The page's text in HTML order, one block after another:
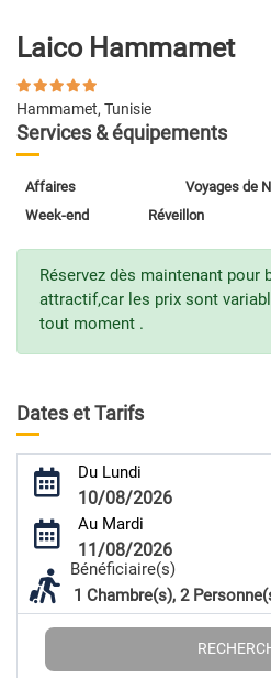
Laico Hammamet
Hammamet, Tunisie
Services & équipements
Affaires Voyages de
Week-end
Réveillon
Réservez dès maintenant pour
attractif,car les prix sont
tout moment .
Dates et Tarifs
Du Lundi
10/08/2026
Au Mardi
11/08/2026
Bénéficiaire(s)
1 Chambre(s), 2